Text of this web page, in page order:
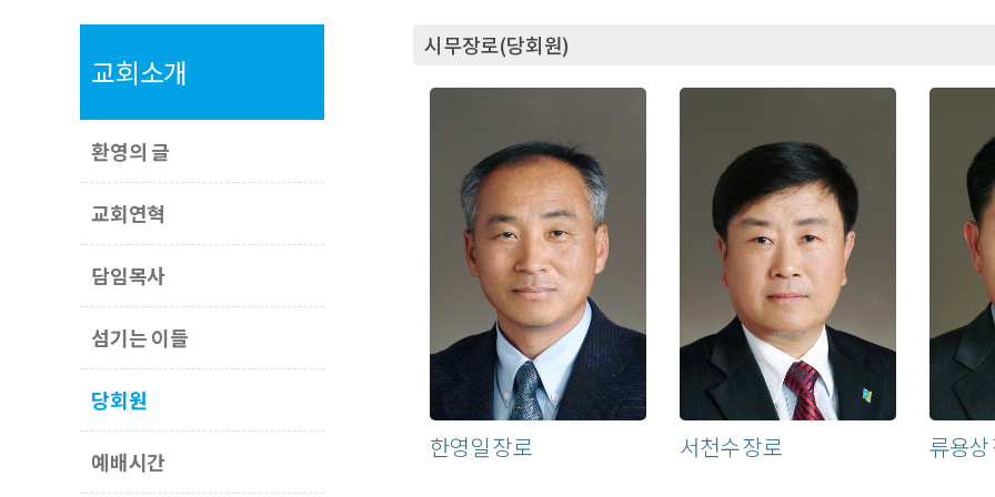
교회소개
환영의 글
교회연혁
담임목사
섬기는 이들
당회원
예배시간
시무장로(당회원)
한영일 장로 서천수 장로 류용상